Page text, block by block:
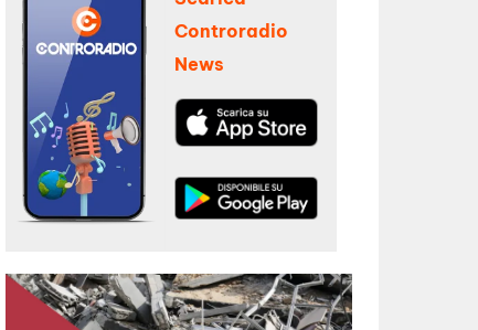
Controradio
News